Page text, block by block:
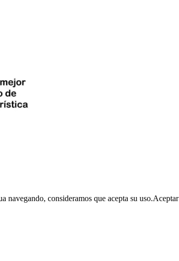
navegando, consideramos que acepta su uso.Aceptar